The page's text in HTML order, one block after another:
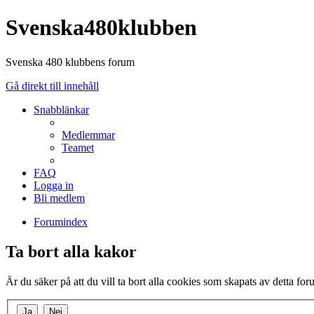
Svenska480klubben
Svenska 480 klubbens forum
Gå direkt till innehåll
Snabblänkar
Medlemmar
Teamet
FAQ
Logga in
Bli medlem
Forumindex
Ta bort alla kakor
Är du säker på att du vill ta bort alla cookies som skapats av detta